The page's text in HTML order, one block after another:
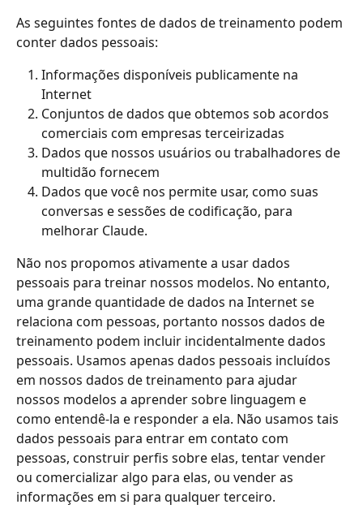
As seguintes fontes de dados de treinamento podem
conter dados pessoais:
Informações disponíveis publicamente na
Internet
Conjuntos de dados que obtemos sob acordos
comerciais com empresas terceirizadas
Dados que nossos usuários ou trabalhadores de
multidão fornecem
Dados que você nos permite usar, como suas
conversas e sessões de codificação, para
melhorar Claude.
Não nos propomos ativamente a usar dados
pessoais para treinar nossos modelos. No entanto,
uma grande quantidade de dados na Internet se
relaciona com pessoas, portanto nossos dados de
treinamento podem incluir incidentalmente dados
pessoais. Usamos apenas dados pessoais incluídos
em nossos dados de treinamento para ajudar
nossos modelos a aprender sobre linguagem e
como entendê-la e responder a ela. Não usamos tais
dados pessoais para entrar em contato com
pessoas, construir perfis sobre elas, tentar vender
ou comercializar algo para elas, ou vender as
informações em si para qualquer terceiro.